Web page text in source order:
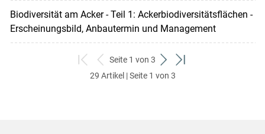
Biodiversität am Acker - Teil 1: Ackerbiodiversitätsflächen -
Erscheinungsbild, Anbautermin und Management
zum
ersten
zurück
zum
Seite 1 von 3
weiter
zum
zum
29 Artikel | Seite 1 von 3